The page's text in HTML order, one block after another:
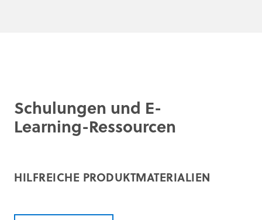
Schulungen und E-
Learning-Ressourcen
HILFREICHE PRODUKTMATERIALIEN